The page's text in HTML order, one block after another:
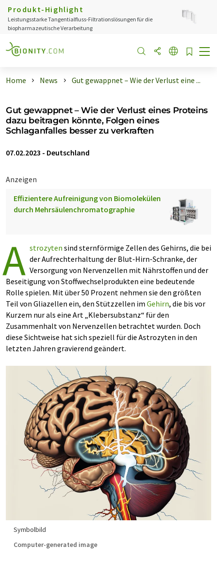
Produkt-Highlight
Leistungsstarke Tangentialfluss-Filtrationslösungen für die
biopharmazeutische Verarbeitung
Home News Gut gewappnet – Wie der Verlust eine ...
Gut gewappnet – Wie der Verlust eines Proteins
dazu beitragen könnte, Folgen eines
Schlaganfalles besser zu verkraften
07.02.2023 - Deutschland
Anzeigen
Effizientere Aufreinigung von Biomolekülen
durch Mehrsäulenchromatographie
A strozyten sind sternförmige Zellen des Gehirns, die bei
der Aufrechterhaltung der Blut-Hirn-Schranke, der
Versorgung von Nervenzellen mit Nährstoffen und der
Beseitigung von Stoffwechselprodukten eine bedeutende
Rolle spielen. Mit über 50 Prozent nehmen sie den größten
Teil von Gliazellen ein, den Stützzellen im Gehirn, die bis vor
Kurzem nur als eine Art „Klebersubstanz“ für den
Zusammenhalt von Nervenzellen betrachtet wurden. Doch
diese Sichtweise hat sich speziell für die Astrozyten in den
letzten Jahren gravierend geändert.
Symbolbild
Computer-generated image